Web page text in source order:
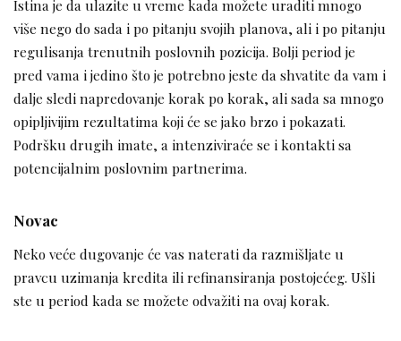
Istina je da ulazite u vreme kada možete uraditi mnogo
više nego do sada i po pitanju svojih planova, ali i po pitanju
regulisanja trenutnih poslovnih pozicija. Bolji period je
pred vama i jedino što je potrebno jeste da shvatite da vam i
dalje sledi napredovanje korak po korak, ali sada sa mnogo
opipljivijim rezultatima koji će se jako brzo i pokazati.
Podršku drugih imate, a intenziviraće se i kontakti sa
potencijalnim poslovnim partnerima.
Novac
Neko veće dugovanje će vas naterati da razmišljate u
pravcu uzimanja kredita ili refinansiranja postojećeg. Ušli
ste u period kada se možete odvažiti na ovaj korak.